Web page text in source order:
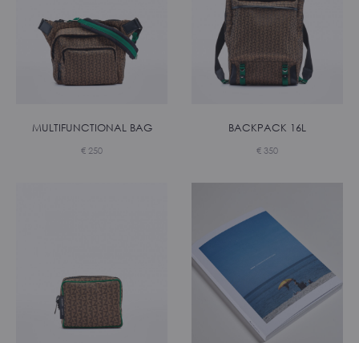
MULTIFUNCTIONAL BAG
€ 250
BACKPACK 16L
€ 350